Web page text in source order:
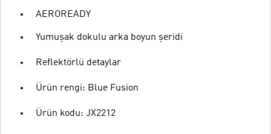
AEROREADY
Yumuşak dokulu arka boyun şeridi
Reflektörlü detaylar
Ürün rengi: Blue Fusion
Ürün kodu: JX2212